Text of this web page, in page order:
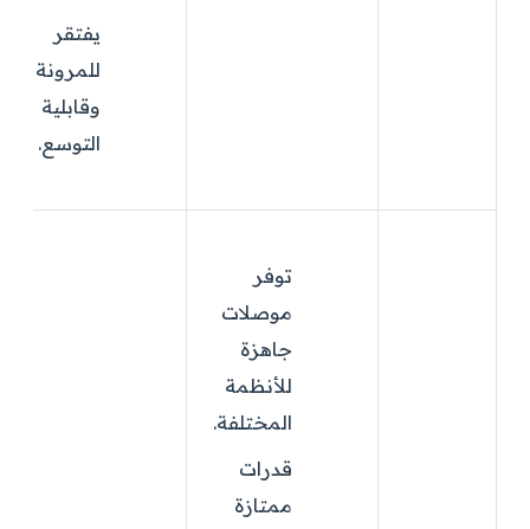
يفتقر
للمرونة
وقابلية
التوسع.
توفر
موصلات
جاهزة
للأنظمة
المختلفة.
قدرات
ممتازة